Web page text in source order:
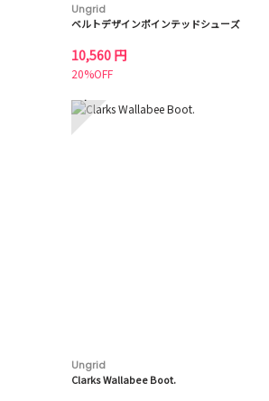
Ungrid
ベルトデザインポインテッドシューズ
10,560 円
20%OFF
4
Ungrid
Clarks Wallabee Boot.